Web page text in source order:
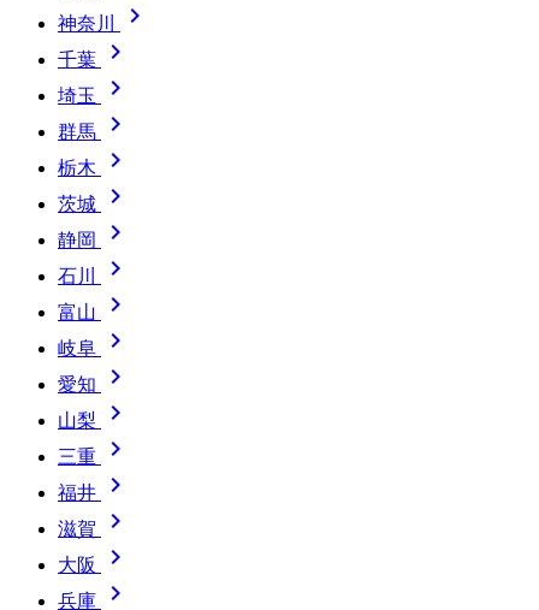
神奈川 
千葉 
埼玉 
群馬 
栃木 
茨城 
静岡 
石川 
富山 
岐阜 
愛知 
山梨 
三重 
福井 
滋賀 
大阪 
兵庫 